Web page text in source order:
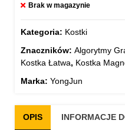
Brak w magazynie
Kategoria: Kostki
Znaczników: Algorytmy
Kostka Łatwa, Kostka
Marka: YongJun
OPIS INFORMACJE